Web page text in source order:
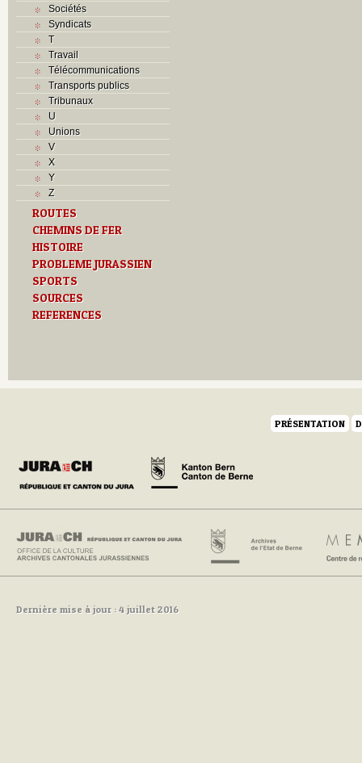
Sociétés
Syndicats
T
Travail
Télécommunications
Transports publics
Tribunaux
U
Unions
V
X
Y
Z
ROUTES
CHEMINS DE FER
HISTOIRE
PROBLEME JURASSIEN
SPORTS
SOURCES
REFERENCES
PRÉSENTATION
Dernière mise à jour : 4 juillet 2016